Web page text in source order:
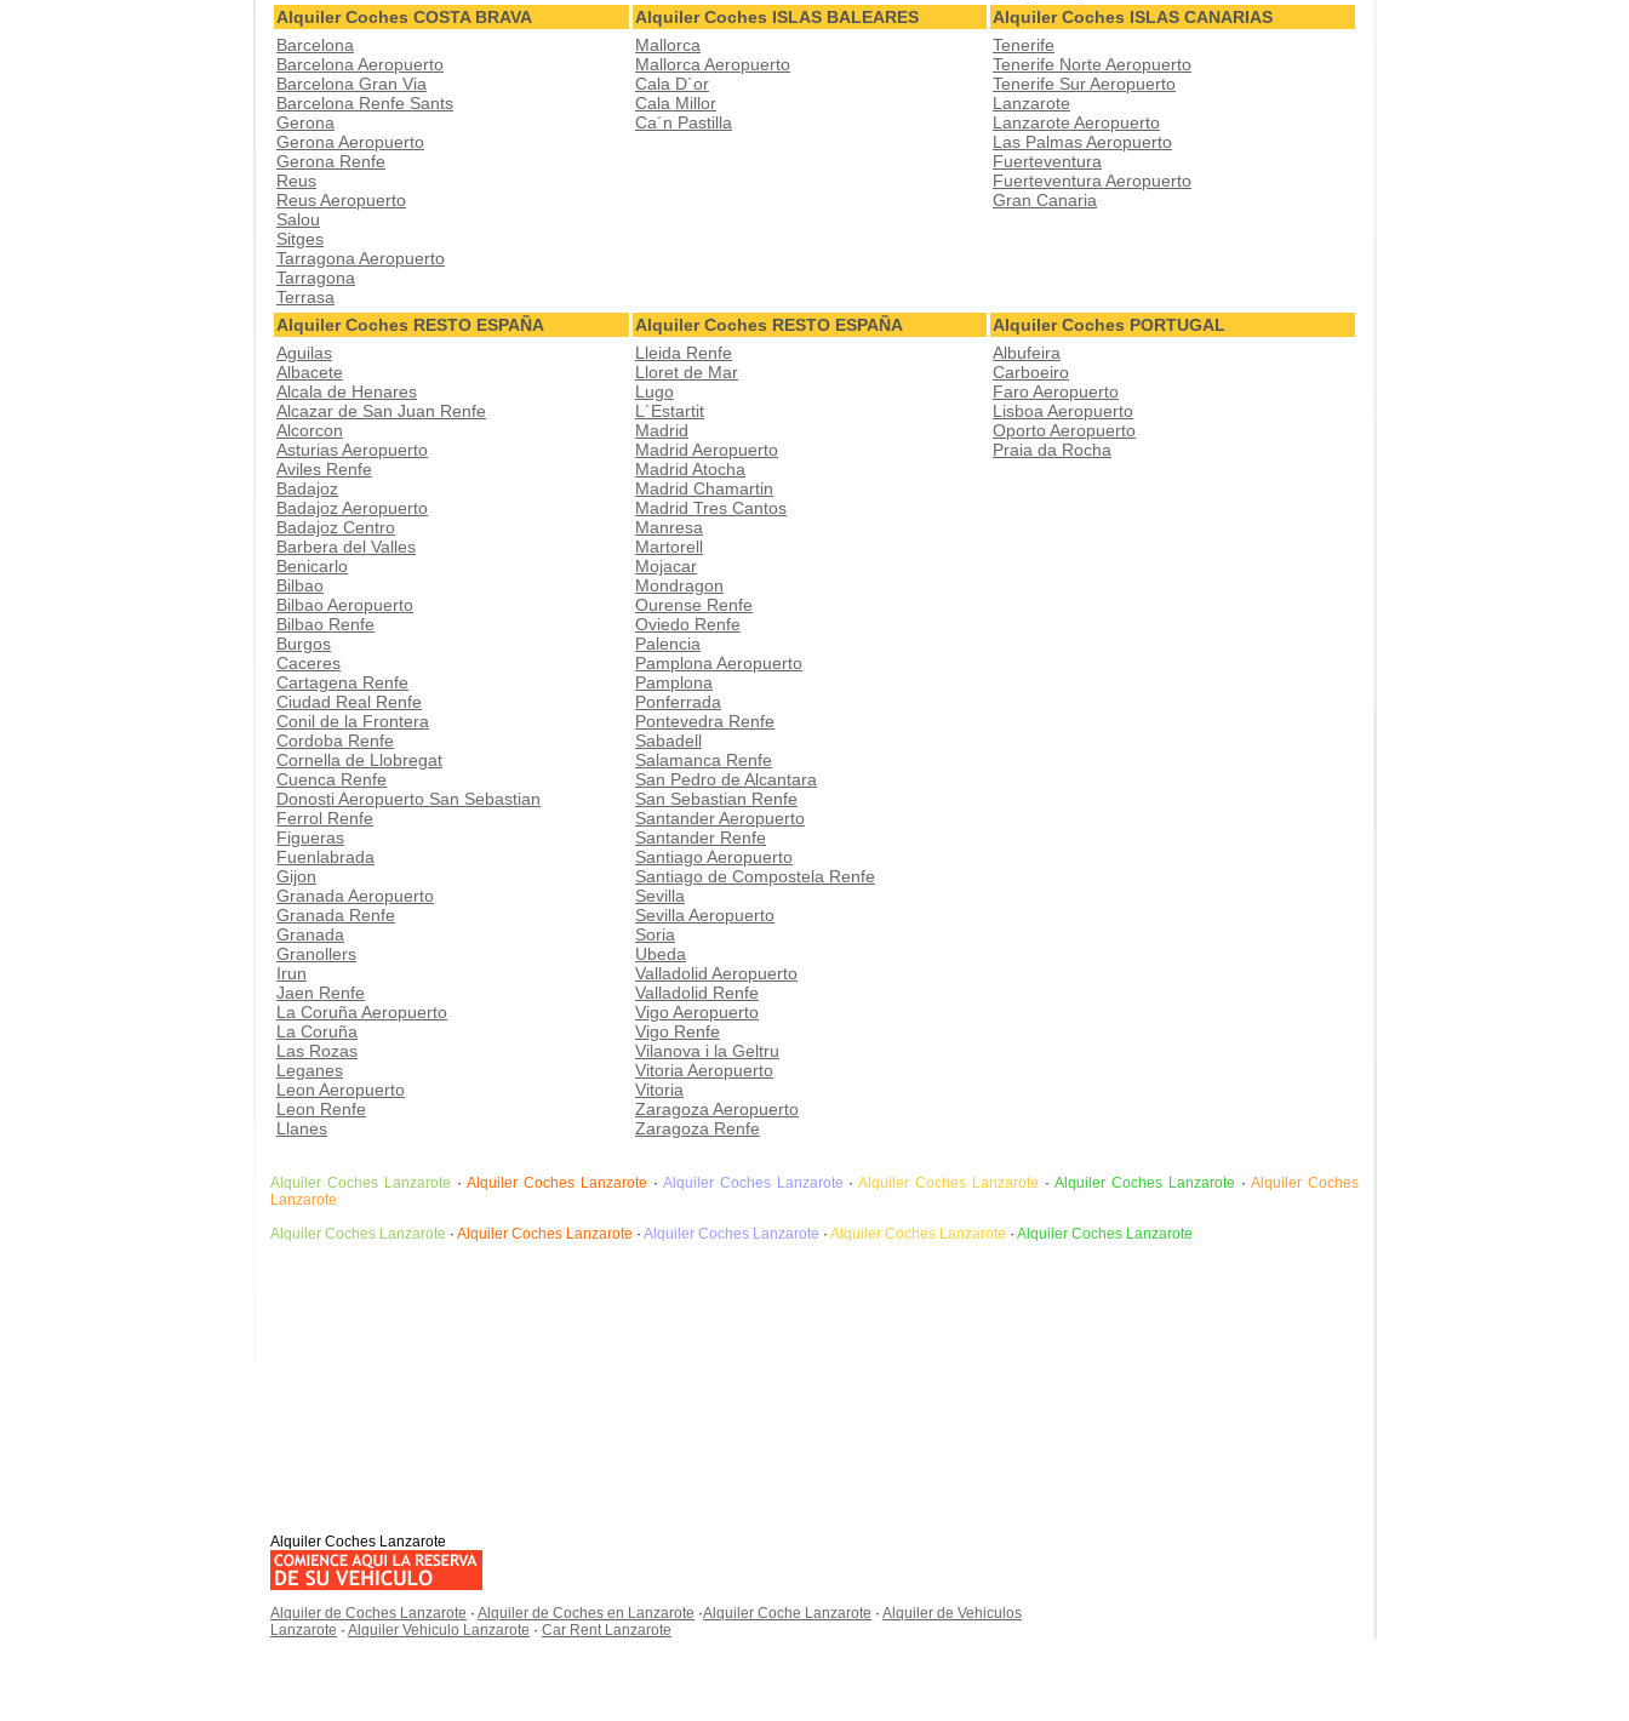
Alquiler Coches COSTA BRAVA
Alquiler Coches ISLAS BALEARES
Alquiler Coches ISLAS CANARIAS
Barcelona
Barcelona Aeropuerto
Barcelona Gran Via
Barcelona Renfe Sants
Gerona
Gerona Aeropuerto
Gerona Renfe
Reus
Reus Aeropuerto
Salou
Sitges
Tarragona Aeropuerto
Tarragona
Terrasa
Mallorca
Mallorca Aeropuerto
Cala D´or
Cala Millor
Ca´n Pastilla
Tenerife
Tenerife Norte Aeropuerto
Tenerife Sur Aeropuerto
Lanzarote
Lanzarote Aeropuerto
Las Palmas Aeropuerto
Fuerteventura
Fuerteventura Aeropuerto
Gran Canaria
Alquiler Coches RESTO ESPAÑA Alquiler Coches RESTO ESPAÑA
Alquiler Coches PORTUGAL
Aguilas
Albacete
Alcala de Henares
Alcazar de San Juan Renfe
Alcorcon
Asturias Aeropuerto
Aviles Renfe
Badajoz
Badajoz Aeropuerto
Badajoz Centro
Barbera del Valles
Benicarlo
Bilbao
Bilbao Aeropuerto
Bilbao Renfe
Burgos
Caceres
Cartagena Renfe
Ciudad Real Renfe
Conil de la Frontera
Cordoba Renfe
Cornella de Llobregat
Cuenca Renfe
Donosti Aeropuerto San Sebastian
Ferrol Renfe
Figueras
Fuenlabrada
Gijon
Granada Aeropuerto
Granada Renfe
Granada
Granollers
Irun
Jaen Renfe
La Coruña Aeropuerto
La Coruña
Las Rozas
Leganes
Leon Aeropuerto
Leon Renfe
Llanes
Lleida Renfe
Lloret de Mar
Lugo
L´Estartit
Madrid
Madrid Aeropuerto
Madrid Atocha
Madrid Chamartin
Madrid Tres Cantos
Manresa
Martorell
Mojacar
Mondragon
Ourense Renfe
Oviedo Renfe
Palencia
Pamplona Aeropuerto
Pamplona
Ponferrada
Pontevedra Renfe
Sabadell
Salamanca Renfe
San Pedro de Alcantara
San Sebastian Renfe
Santander Aeropuerto
Santander Renfe
Santiago Aeropuerto
Santiago de Compostela Renfe
Sevilla
Sevilla Aeropuerto
Soria
Ubeda
Valladolid Aeropuerto
Valladolid Renfe
Vigo Aeropuerto
Vigo Renfe
Vilanova i la Geltru
Vitoria Aeropuerto
Vitoria
Zaragoza Aeropuerto
Zaragoza Renfe
Albufeira
Carboeiro
Faro Aeropuerto
Lisboa Aeropuerto
Oporto Aeropuerto
Praia da Rocha
Alquiler Coches Lanzarote · Alquiler Coches Lanzarote · Alquiler Coches Lanzarote ·Alquiler Coches Lanzarote · Alquiler Coches Lanzarote ·Alquiler Coches
Lanzarote
Alquiler Coches Lanzarote · Alquiler Coches Lanzarote · Alquiler Coches Lanzarote · Alquiler Coches Lanzarote · Alquiler Coches Lanzarote
Alquiler Coches Lanzarote
Alquiler de Coches Lanzarote · Alquiler de Coches en Lanzarote ·Alquiler Coche Lanzarote · Alquiler de Vehiculos
Lanzarote · Alquiler Vehiculo Lanzarote · Car Rent Lanzarote